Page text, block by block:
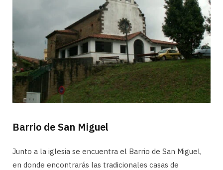
Barrio de San Miguel
Junto a la iglesia se encuentra el Barrio de San Miguel,
en donde encontrarás las tradicionales casas de